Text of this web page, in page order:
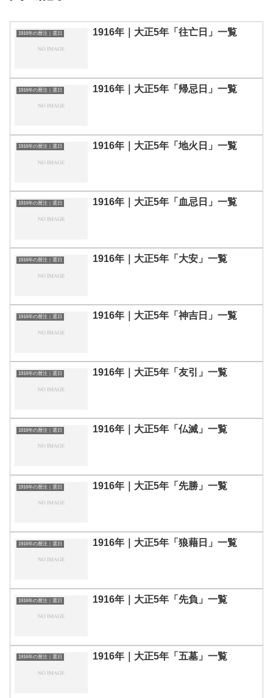
1916年の暦注｜選日 1916年｜大正5年「往亡日」一覧
1916年の暦注｜選日 1916年｜大正5年「帰忌日」一覧
1916年の暦注｜選日 1916年｜大正5年「地火日」一覧
1916年の暦注｜選日 1916年｜大正5年「血忌日」一覧
1916年の暦注｜選日 1916年｜大正5年「大安」一覧
1916年の暦注｜選日 1916年｜大正5年「神吉日」一覧
1916年の暦注｜選日 1916年｜大正5年「友引」一覧
1916年の暦注｜選日 1916年｜大正5年「仏滅」一覧
1916年の暦注｜選日 1916年｜大正5年「先勝」一覧
1916年の暦注｜選日 1916年｜大正5年「狼藉日」一覧
1916年の暦注｜選日 1916年｜大正5年「先負」一覧
1916年の暦注｜選日 1916年｜大正5年「五墓」一覧